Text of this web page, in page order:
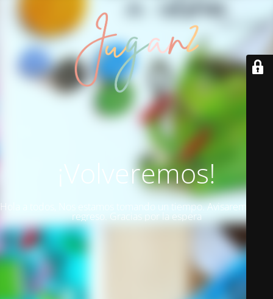
¡Volveremos!
Hola a todos, Nos estamos tomando un tiempo. Avisaremos del
regreso. Gracias por la espera